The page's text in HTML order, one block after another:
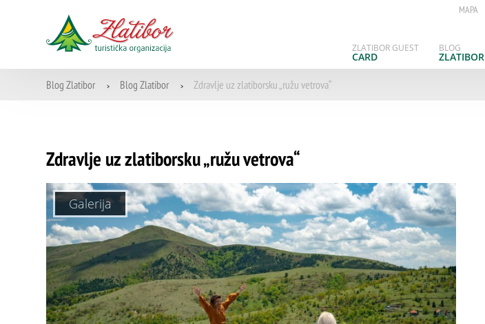
MAPA
ZLATIBOR GUEST
CARD
BLOG
ZLATIBOR
Blog Zlatibor > Blog Zlatibor > Zdravlje uz zlatiborsku „ružu vetrova“
Zdravlje uz zlatiborsku „ružu vetrova“
Galerija